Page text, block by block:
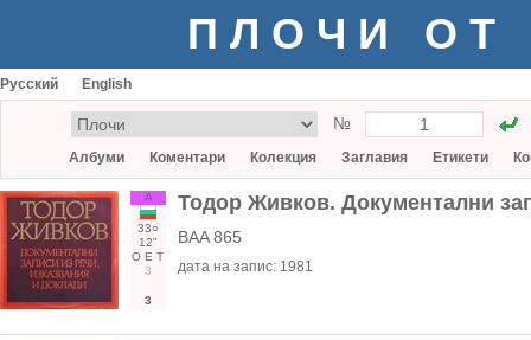
ПЛОЧИ ОТ
Русский English
№
Албуми Коментари Колекция Заглавия Етикети
А
33○
12"
О Е Т
3
3
Тодор Живков. Документални
BAA 865
дата на запис: 1981